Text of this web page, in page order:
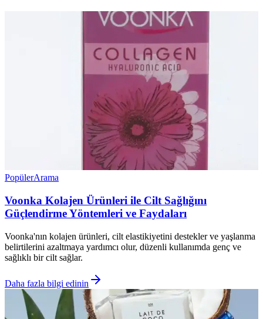
PopülerArama
Voonka Kolajen Ürünleri ile Cilt Sağlığını
Güçlendirme Yöntemleri ve Faydaları
Voonka'nın kolajen ürünleri, cilt elastikiyetini destekler ve yaşlanma
belirtilerini azaltmaya yardımcı olur, düzenli kullanımda genç ve
sağlıklı bir cilt sağlar.
Daha fazla bilgi edinin